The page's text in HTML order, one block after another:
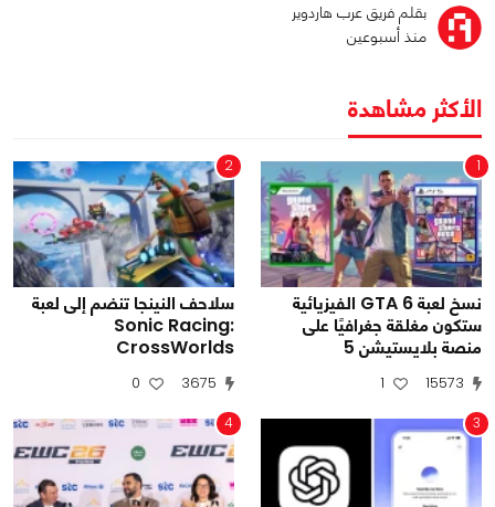
بقلم فريق عرب هاردوير
منذ أسبوعين
الأكثر مشاهدة
1
نسخ لعبة GTA 6 الفيزيائية
ستكون مغلقة جغرافيًا على
منصة بلايستيشن 5
15573
1
2
سلاحف النينجا تنضم إلى لعبة
Sonic Racing:
CrossWorlds
3675
0
3
4